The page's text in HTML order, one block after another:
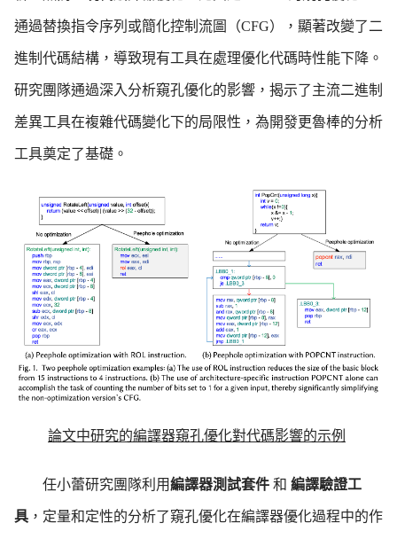
通過替換指令序列或簡化控制流圖（CFG），顯著改變了二
進制代碼結構，導致現有工具在處理優化代碼時性能下降。
研究團隊通過深入分析窺孔優化的影響，揭示了主流二進制
差異工具在複雜代碼變化下的局限性，為開發更魯棒的分析
工具奠定了基礎。
論文中研究的編譯器窺孔優化對代碼影響的示例
任小蕾研究團隊利用編譯器測試套件 和 編譯驗證工
具 ，定量和定性的分析了窺孔優化在編譯器優化過程中的作